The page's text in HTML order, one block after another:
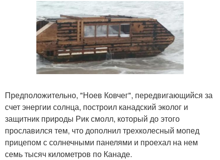
Предположительно, "Ноев Ковчег", передвигающийся за
счет энергии солнца, построил канадский эколог и
защитник природы Рик смолл, который до этого
прославился тем, что дополнил трехколесный мопед
прицепом с солнечными панелями и проехал на нем
семь тысяч километров по Канаде.